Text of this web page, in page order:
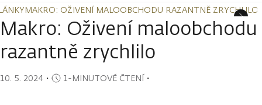
MAKRO: OŽIVENÍ MALOOBCHODU RAZANTNĚ ZRYCHLILO
Makro: Oživení maloobchodu
razantně zrychlilo
10. 5. 2024 ・ 1-MINUTOVÉ ČTENÍ・